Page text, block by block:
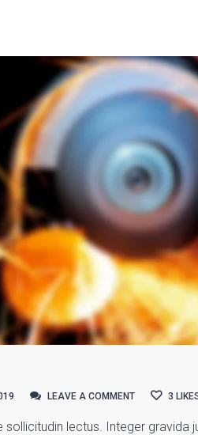
LEAVE A COMMENT
LEAVE A COMMENT 3
sollicitudin lectus. Integer gravida